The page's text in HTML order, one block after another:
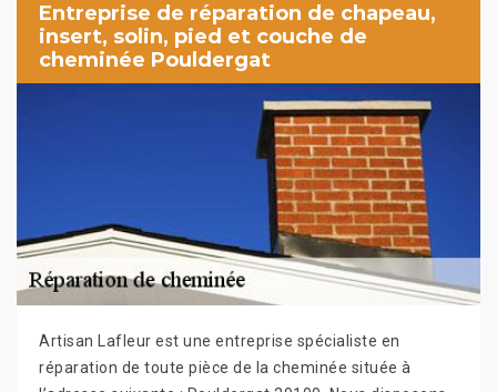
Entreprise de réparation de chapeau,
insert, solin, pied et couche de
cheminée Pouldergat
Artisan Lafleur est une entreprise spécialiste en
réparation de toute pièce de la cheminée située à